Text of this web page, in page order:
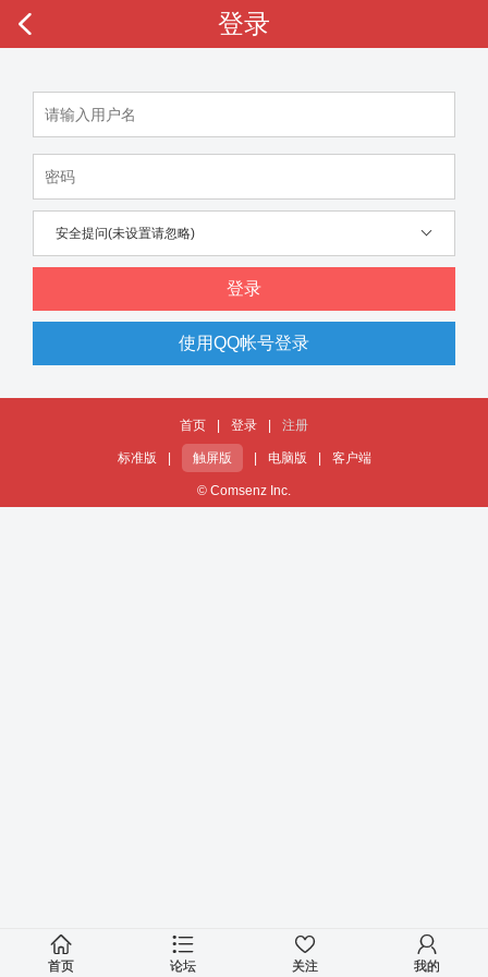
登录
安全提问(未设置请忽略)
登录
使用QQ帐号登录
首页 登录 注册
标准版 触屏版 电脑版 客户端
© Comsenz Inc.
首页 论坛 关注 我的